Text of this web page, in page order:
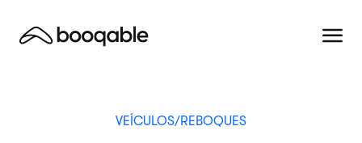
VEÍCULOS/REBOQUES